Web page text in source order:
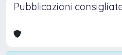
Pubblicazioni